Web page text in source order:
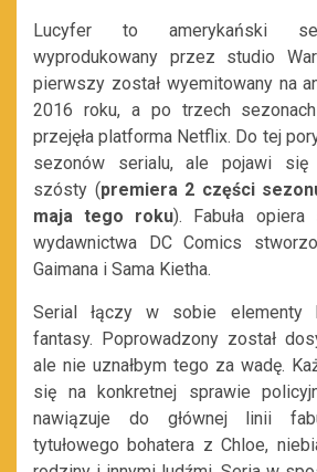
Lucyfer to amerykański
wyprodukowany przez studio
pierwszy został wyemitowany na
2016 roku, a po trzech
przejęła platforma Netflix. Do tej
sezonów serialu, ale pojawi się
szósty (premiera 2 części
maja tego roku). Fabuła
wydawnictwa DC Comics
Gaimana i Sama Kietha.
Serial łączy w sobie elementy
fantasy. Poprowadzony został
ale nie uznałbym tego za wadę.
się na konkretnej sprawie
nawiązuje do głównej linii
tytułowego bohatera z Chloe,